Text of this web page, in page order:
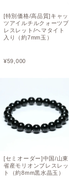
[特別価格/高品質]キャッ
ツアイルチルクォーツブ
レスレット/ヘマタイト
入り（約7mm玉）
¥59,000
[セミオーダー]中国/山東
省産モリオンブレスレッ
ト（約8mm黒水晶玉）